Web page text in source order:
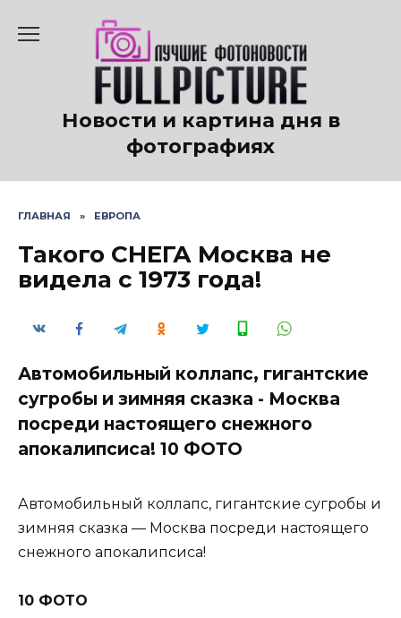
содержанию
Новости и картина дня в
фотографиях
ГЛАВНАЯ » ЕВРОПА
Такого СНЕГА Москва не
видела с 1973 года!
Автомобильный коллапс, гигантские
сугробы и зимняя сказка - Москва
посреди настоящего снежного
апокалипсиса! 10 ФОТО
Автомобильный коллапс, гигантские сугробы и
зимняя сказка — Москва посреди настоящего
снежного апокалипсиса!
10 ФОТО